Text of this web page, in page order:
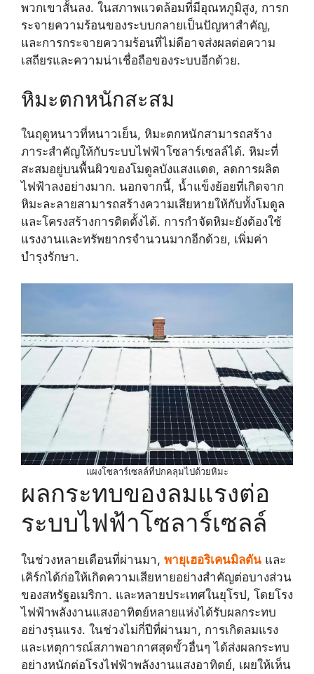
พวกเขาสั้นลง. ในสภาพแวดล้อมที่มีอุณหภูมิสูง, การก
ระจายความร้อนของระบบกลายเป็นปัญหาสำคัญ,
และการกระจายความร้อนที่ไม่ดีอาจส่งผลต่อความ
เสถียรและความน่าเชื่อถือของระบบอีกด้วย.
หิมะตกหนักสะสม
ในฤดูหนาวที่หนาวเย็น, หิมะตกหนักสามารถสร้าง
ภาระสำคัญให้กับระบบไฟฟ้าโซลาร์เซลล์ได้. หิมะที่
สะสมอยู่บนพื้นผิวของโมดูลบังแสงแดด, ลดการผลิต
ไฟฟ้าลงอย่างมาก. นอกจากนี้, น้ำแข็งย้อยที่เกิดจาก
หิมะละลายสามารถสร้างความเสียหายให้กับทั้งโมดูล
และโครงสร้างการติดตั้งได้. การกำจัดหิมะยังต้องใช้
แรงงานและทรัพยากรจำนวนมากอีกด้วย, เพิ่มค่า
บำรุงรักษา.
แผงโซลาร์เซลล์ที่ปกคลุมไปด้วยหิมะ
ผลกระทบของลมแรงต่อ
ระบบไฟฟ้าโซลาร์เซลล์
ในช่วงหลายเดือนที่ผ่านมา, พายุเฮอริเคนมิลตัน และ
เคิร์กได้ก่อให้เกิดความเสียหายอย่างสำคัญต่อบางส่วน
ของสหรัฐอเมริกา. และหลายประเทศในยุโรป, โดยโรง
ไฟฟ้าพลังงานแสงอาทิตย์หลายแห่งได้รับผลกระทบ
อย่างรุนแรง. ในช่วงไม่กี่ปีที่ผ่านมา, การเกิดลมแรง
และเหตุการณ์สภาพอากาศสุดขั้วอื่นๆ ได้ส่งผลกระทบ
อย่างหนักต่อโรงไฟฟ้าพลังงานแสงอาทิตย์, เผยให้เห็น